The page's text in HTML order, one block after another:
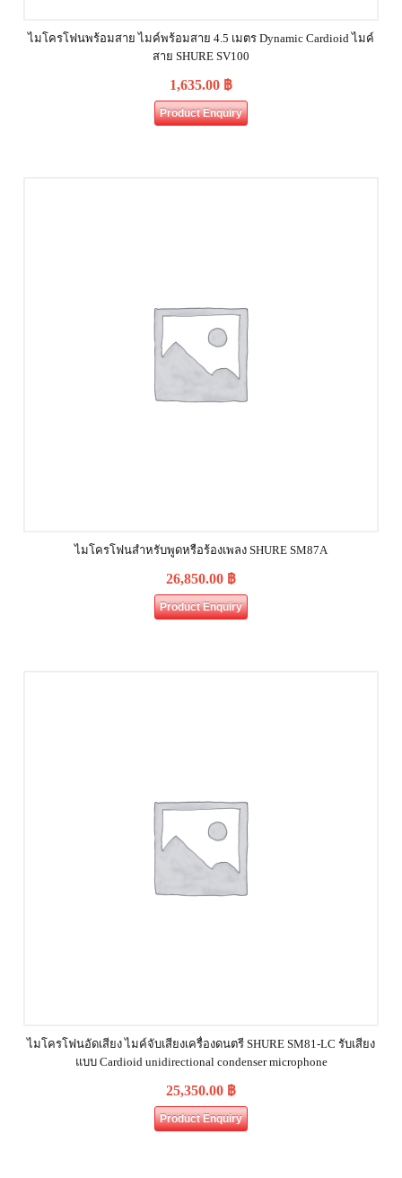
ไมโครโฟนพร้อมสาย ไมค์พร้อมสาย 4.5 เมตร Dynamic Cardioid ไมค์
สาย SHURE SV100
1,635.00 ฿
Product Enquiry
ไมโครโฟนสำหรับพูดหรือร้องเพลง SHURE SM87A
26,850.00 ฿
Product Enquiry
ไมโครโฟนอัดเสียง ไมค์จับเสียงเครื่องดนตรี SHURE SM81‐LC รับเสียง
แบบ Cardioid unidirectional condenser microphone
25,350.00 ฿
Product Enquiry